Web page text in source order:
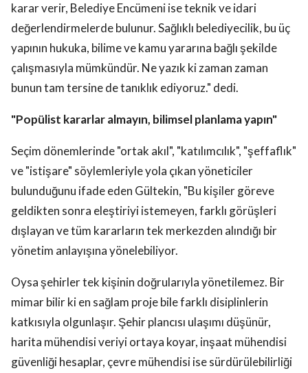
karar verir, Belediye Encümeni ise teknik ve idari
değerlendirmelerde bulunur. Sağlıklı belediyecilik, bu üç
yapının hukuka, bilime ve kamu yararına bağlı şekilde
çalışmasıyla mümkündür. Ne yazık ki zaman zaman
bunun tam tersine de tanıklık ediyoruz." dedi.
"Popülist kararlar almayın, bilimsel planlama yapın"
Seçim dönemlerinde "ortak akıl", "katılımcılık", "şeffaflık"
ve "istişare" söylemleriyle yola çıkan yöneticiler
bulunduğunu ifade eden Gültekin, "Bu kişiler göreve
geldikten sonra eleştiriyi istemeyen, farklı görüşleri
dışlayan ve tüm kararların tek merkezden alındığı bir
yönetim anlayışına yönelebiliyor.
Oysa şehirler tek kişinin doğrularıyla yönetilemez. Bir
mimar bilir ki en sağlam proje bile farklı disiplinlerin
katkısıyla olgunlaşır. Şehir plancısı ulaşımı düşünür,
harita mühendisi veriyi ortaya koyar, inşaat mühendisi
güvenliği hesaplar, çevre mühendisi ise sürdürülebilirliği